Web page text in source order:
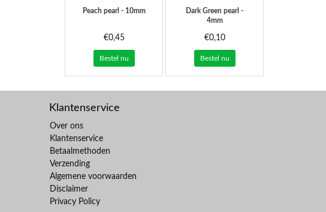
Peach pearl - 10mm
€0,45
Bestel nu
Dark Green pearl -
4mm
€0,10
Bestel nu
Klantenservice
Over ons
Klantenservice
Betaalmethoden
Verzending
Algemene voorwaarden
Disclaimer
Privacy Policy